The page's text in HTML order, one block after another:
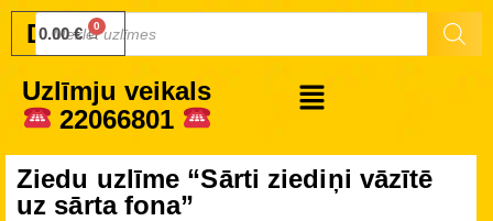
Druku.lv
0.00€
Uzlīmju veikals
22066801
Ziedu uzlīme “Sārti ziediņi vāzītē
uz sārta fona”